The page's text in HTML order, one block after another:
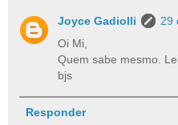
Joyce Gadiolli
29
Oi Mi,
Quem sabe mesmo.
bjs
Responder